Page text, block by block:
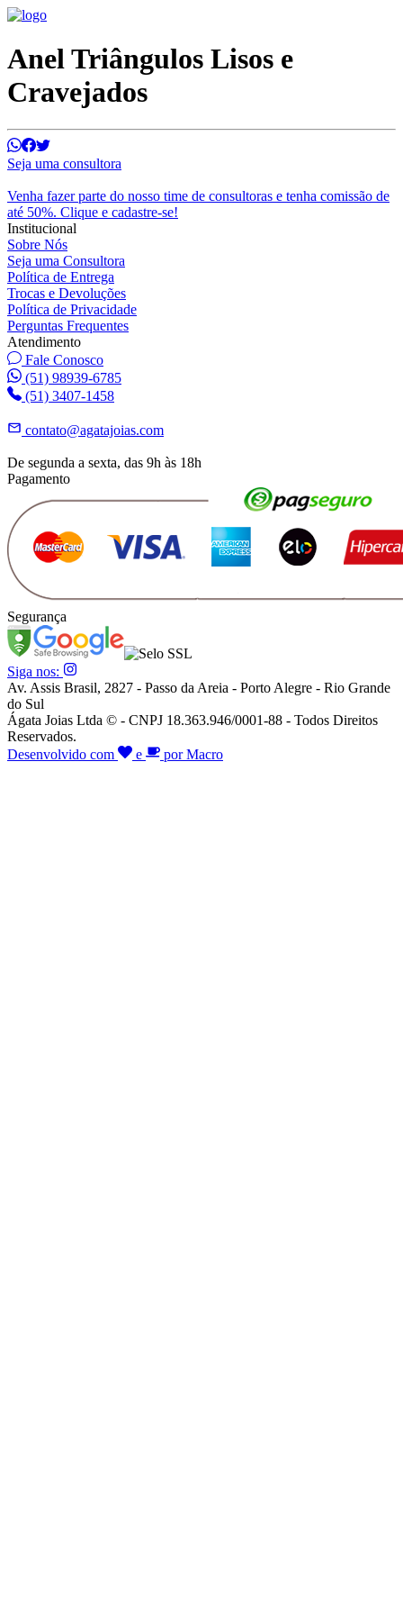
Anel Triângulos Lisos e
Cravejados
Seja uma consultora
Venha fazer parte do nosso time de consultoras e tenha comissão de
até 50%. Clique e cadastre-se!
Institucional
Sobre Nós
Seja uma Consultora
Política de Entrega
Trocas e Devoluções
Política de Privacidade
Perguntas Frequentes
Atendimento
Fale Conosco
(51) 98939-6785
(51) 3407-1458
contato@agatajoias.com
De segunda a sexta, das 9h às 18h
Pagamento
Segurança
Siga nos:
Av. Assis Brasil, 2827 - Passo da Areia - Porto Alegre - Rio Grande
do Sul
Ágata Joias Ltda © - CNPJ 18.363.946/0001-88 - Todos Direitos
Reservados.
Desenvolvido com
e por Macro